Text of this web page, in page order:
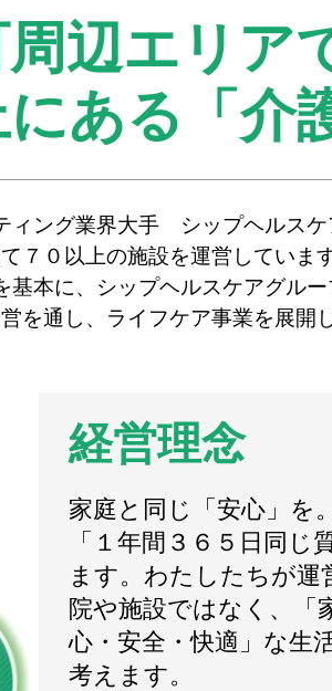
辺エリア
ある 「介
ィング業界大手 シップヘルス
７０以上の施設を運営しています
本に、シップヘルスケアグル
を通し、ライフケア事業を展開
経営理念
家庭と同じ「安心」を
「１年間３６５日同じ
ます。わたしたちが運
院や施設ではなく、「
心・安全・快適」な生
考えます。